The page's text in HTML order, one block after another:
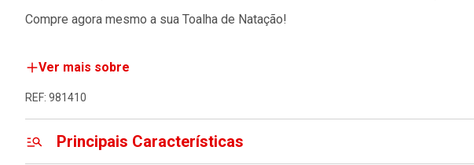
Compre agora mesmo a sua Toalha de Natação!
Ver mais sobre
REF: 981410
Principais Características